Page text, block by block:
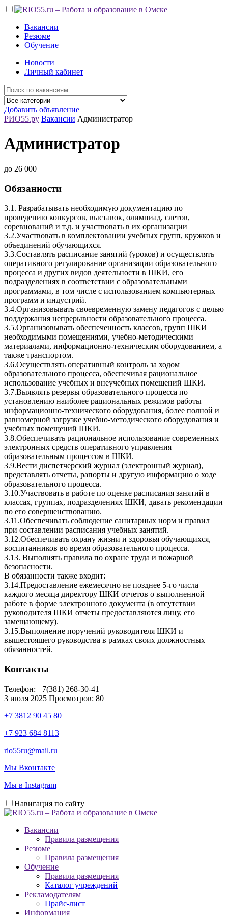
Вакансии
Резюме
Обучение
Новости
Личный кабинет
Добавить объявление
РИО55.ру Вакансии Администратор
Администратор
до 26 000
Обязанности
3.1. Разрабатывать необходимую документацию по
проведению конкурсов, выставок, олимпиад, слетов,
соревнований и т.д. и участвовать в их организации
3.2.Участвовать в комплектовании учебных групп, кружков и
объединений обучающихся.
3.3.Составлять расписание занятий (уроков) и осуществлять
оперативного регулирование организации образовательного
процесса и других видов деятельности в ШКИ, его
подразделениях в соответствии с образовательными
программами, в том числе с использованием компьютерных
программ и индустрий.
3.4.Организовывать своевременную замену педагогов с целью
поддержания непрерывности образовательного процесса.
3.5.Организовывать обеспеченность классов, групп ШКИ
необходимыми помещениями, учебно-методическими
материалами, информационно-техническим оборудованием, а
также транспортом.
3.6.Осуществлять оперативный контроль за ходом
образовательного процесса, обеспечивая рациональное
использование учебных и внеучебных помещений ШКИ.
3.7.Выявлять резервы образовательного процесса по
установлению наиболее рациональных режимов работы
информационно-технического оборудования, более полной и
равномерной загрузке учебно-методического оборудования и
учебных помещений ШКИ.
3.8.Обеспечивать рациональное использование современных
электронных средств оперативного управления
образовательным процессом в ШКИ.
3.9.Вести диспетчерский журнал (электронный журнал),
представлять отчеты, рапорты и другую информацию о ходе
образовательного процесса.
3.10.Участвовать в работе по оценке расписания занятий в
классах, группах, подразделениях ШКИ, давать рекомендации
по его совершенствованию.
3.11.Обеспечивать соблюдение санитарных норм и правил
при составлении расписания учебных занятий.
3.12.Обеспечивать охрану жизни и здоровья обучающихся,
воспитанников во время образовательного процесса.
3.13. Выполнять правила по охране труда и пожарной
безопасности.
В обязанности также входит:
3.14.Предоставление ежемесячно не позднее 5-го числа
каждого месяца директору ШКИ отчетов о выполненной
работе в форме электронного документа (в отсутствии
руководителя ШКИ отчеты предоставляются лицу, его
замещающему).
3.15.Выполнение поручений руководителя ШКИ и
вышестоящего руководства в рамках своих должностных
обязанностей.
Контакты
Телефон: +7(381) 268-30-41
3 июля 2025 Просмотров: 80
+7 3812 90 45 80
+7 923 684 8113
rio55ru@mail.ru
Мы Вконтакте
Мы в Instagram
Навигация по сайту
Вакансии
Правила размещения
Резюме
Правила размещения
Обучение
Правила размещения
Каталог учреждений
Рекламодателям
Прайс-лист
Информация